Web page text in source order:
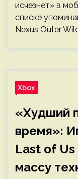
исчезнет» в
списке
Nexus Outer
Xbox
«Худший
время»:
Last of Us
массу